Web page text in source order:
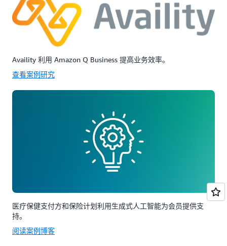
Availity 利用 Amazon Q Business 提高业务效率。
查看案例研究
医疗保健支付方和保险计划利用生成式人工智能为会员提供支
持。
阅读案例博客